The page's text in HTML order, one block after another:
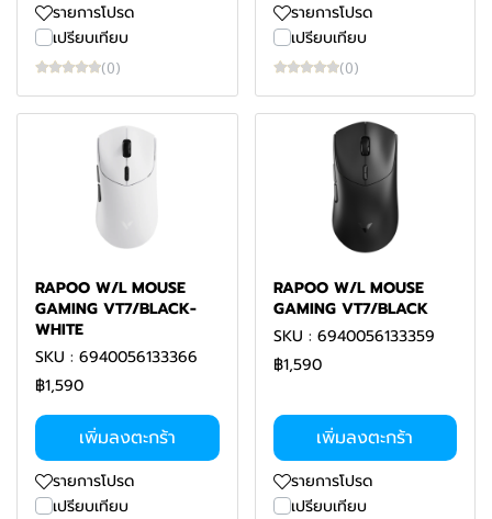
รายการโปรด
เปรียบเทียบ
(0)
รายการโปรด
เปรียบเทียบ
(0)
RAPOO W/L MOUSE
GAMING VT7/BLACK-
WHITE
SKU : 6940056133366
฿1,590
เพิ่มลงตะกร้า
รายการโปรด
เปรียบเทียบ
RAPOO W/L MOUSE
GAMING VT7/BLACK
SKU : 6940056133359
฿1,590
เพิ่มลงตะกร้า
รายการโปรด
เปรียบเทียบ